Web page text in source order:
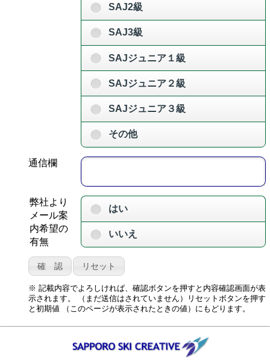
SAJ2級
SAJ3級
SAJジュニア１級
SAJジュニア２級
SAJジュニア３級
その他
通信欄
弊社より
メール案
内希望の
有無
はい
いいえ
※ 記載内容でよろしければ、確認ボタンを押すと内容確認画面が表
示されます。 （まだ送信はされていません）リセットボタンを押す
と初期値 （このページが表示されたときの値）にもどります。